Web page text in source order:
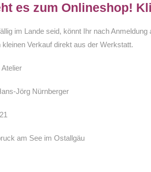
es zum Onlineshop!
im Lande seid, könnt Ihr nach
kleinen Verkauf direkt aus der Werkstatt.
Atelier
Jörg Nürnberger
am See im Ostallgäu